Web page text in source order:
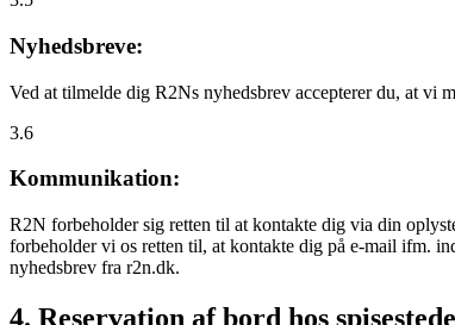
Nyhedsbreve:
Ved at tilmelde dig R2Ns nyhedsbrev accepterer du, at vi
3.6
Kommunikation:
R2N forbeholder sig retten til at kontakte dig via din
forbeholder vi os retten til, at kontakte dig på e-mail ifm.
nyhedsbrev fra r2n.dk.
4. Reservation af bord hos